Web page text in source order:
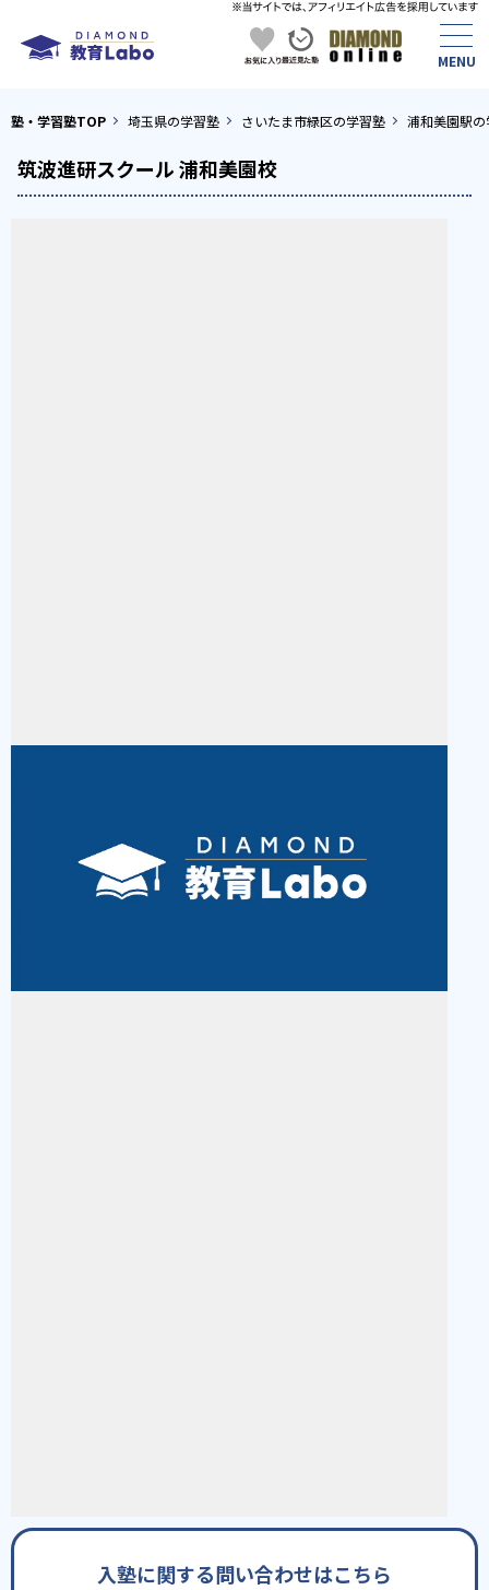
塾・学習塾TOP 埼玉県の学習塾 さいたま市緑区の学習塾 浦和美園駅
筑波進研スクール 浦和美園校
入塾に関する問い合わせはこちら